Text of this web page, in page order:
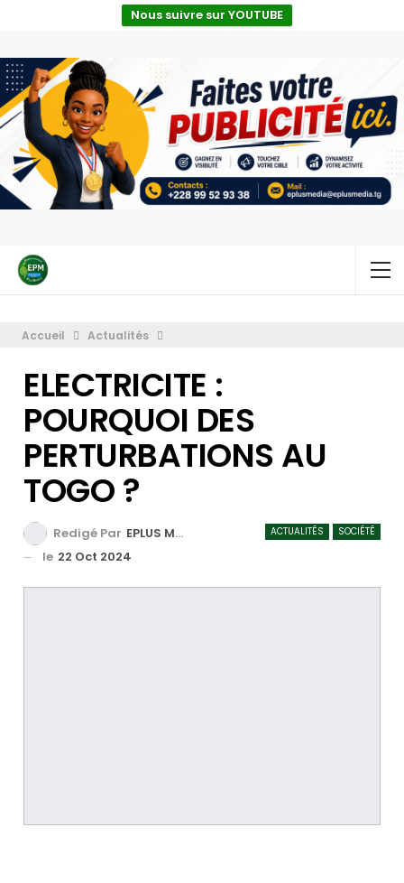
Nous suivre sur YOUTUBE
Accueil Actualités
ELECTRICITE :
POURQUOI DES
PERTURBATIONS AU
TOGO ?
ACTUALITÉS SOCIÉTÉ
Redigé Par EPLUS MEDIA TV
le 22 Oct 2024